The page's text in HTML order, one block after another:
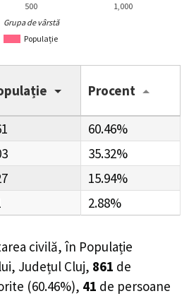
Populație
500 1,000
Grupa de vârstă
Procent
60.46%
35.32%
15.94%
2.88%
civilă, în Populație
Județul Cluj, 861 de
(60.46%), 41 de persoane